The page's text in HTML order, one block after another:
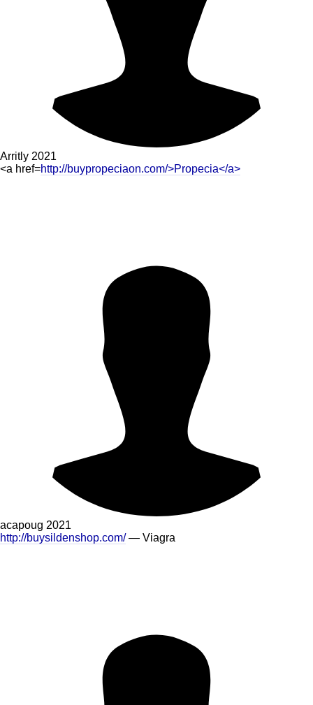
Arritly 2021
<a href=http://buypropeciaon.com/>Propecia</a>
acapoug 2021
http://buysildenshop.com/— Viagra